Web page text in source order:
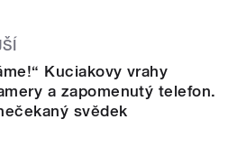
Kuciakovy vrahy
a zapomenutý telefon.
svědek